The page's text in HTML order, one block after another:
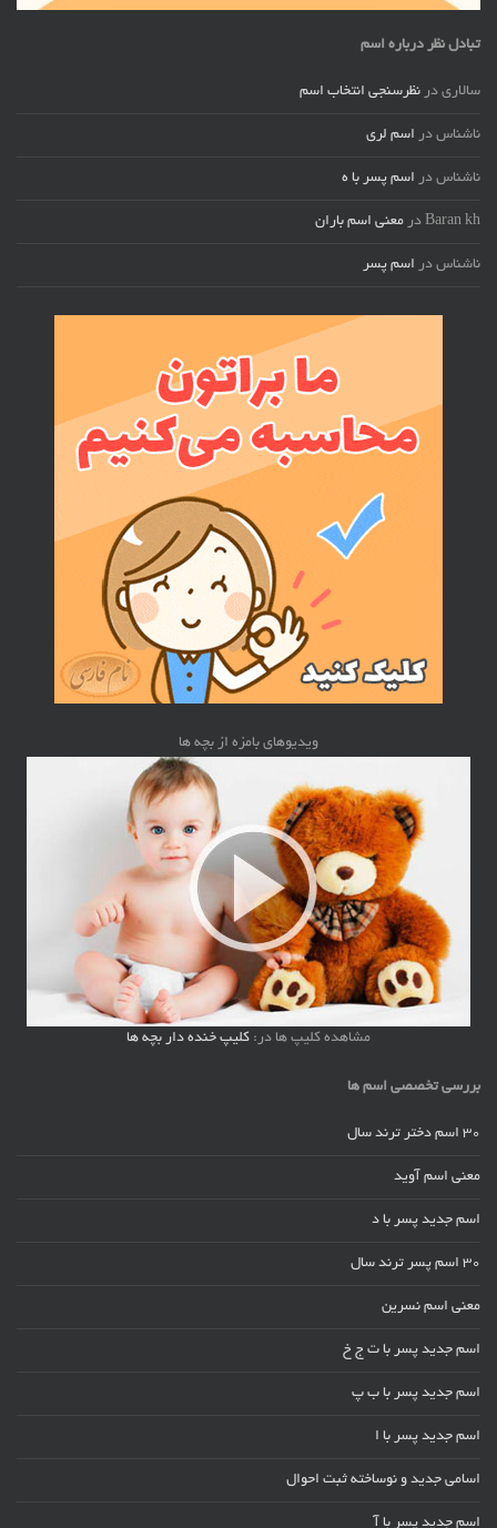
تبادل نظر درباره اسم
سالاری در نظرسنجی انتخاب اسم
ناشناس در اسم لری
ناشناس در اسم پسر با ه
Baran kh در معنی اسم باران
ناشناس در اسم پسر
ویدیوهای بامزه از بچه ها
مشاهده کلیپ ها در: کلیپ خنده دار بچه ها
بررسی تخصصی اسم ها
30 اسم دختر ترند سال
معنی اسم آوید
اسم جدید پسر با د
30 اسم پسر ترند سال
معنی اسم نسرین
اسم جدید پسر با ت ج خ
اسم جدید پسر با ب پ
اسم جدید پسر با ا
اسامی جدید و نوساخته ثبت احوال
اسم جدید پسر با آ